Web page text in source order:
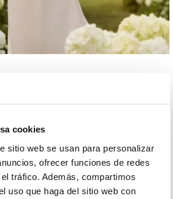
cookies
sitio web se usan para personalizar
ofrecer funciones de redes
tráfico. Además, compartimos
uso que haga del sitio web con